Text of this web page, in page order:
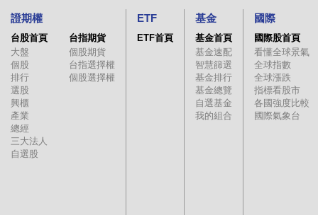
12:52:12
815
12:51:54
816 819
12:51:36
818
12:50:59
816
12:50:34
815
12:50:15
816
12:49:49
12:48:28
證期權
台股首頁
大盤
個股
排行
選股
興櫃
產業
總經
三大法人
自選股
台指期貨
個股期貨
台指選擇權
個股選擇權
ETF
ETF首頁
基金
基金首頁
基金速配
智慧篩選
基金排行
基金總覽
自選基金
我的組合
國際
國際股首頁
看懂全球景氣
全球指數
全球漲跌
指標看股市
各國強度比較
國際氣象台